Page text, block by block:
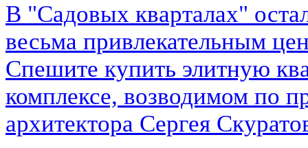
В "Садовых кварталах"
весьма привлекательным
Спешите купить элитную
комплексе, возводимом по
архитектора Сергея